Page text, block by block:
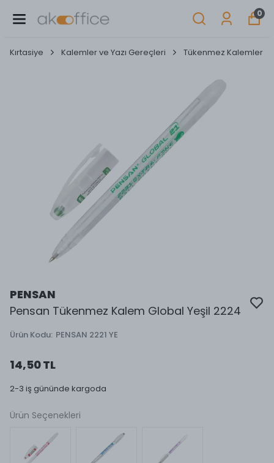
0
Kırtasiye Kalemler ve Yazı Gereçleri Tükenmez Kalemler
PENSAN
Pensan Tükenmez Kalem Global Yeşil 2224
Ürün Kodu: PENSAN 2221 YE
14,50 TL
2-3 iş gününde kargoda
Ürün Seçenekleri